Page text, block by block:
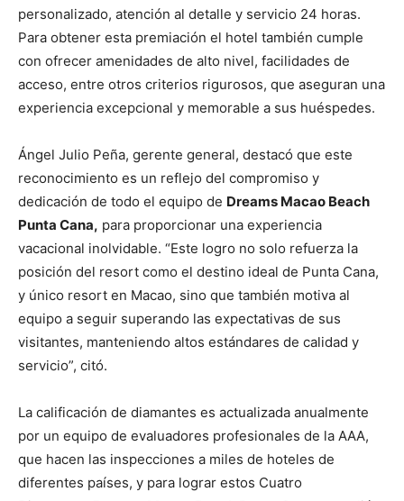
personalizado, atención al detalle y servicio 24 horas.
Para obtener esta premiación el hotel también cumple
con ofrecer amenidades de alto nivel, facilidades de
acceso, entre otros criterios rigurosos, que aseguran una
experiencia excepcional y memorable a sus huéspedes.
Ángel Julio Peña, gerente general, destacó que este
reconocimiento es un reflejo del compromiso y
dedicación de todo el equipo de Dreams Macao Beach
Punta Cana, para proporcionar una experiencia
vacacional inolvidable. “Este logro no solo refuerza la
posición del resort como el destino ideal de Punta Cana,
y único resort en Macao, sino que también motiva al
equipo a seguir superando las expectativas de sus
visitantes, manteniendo altos estándares de calidad y
servicio”, citó.
La calificación de diamantes es actualizada anualmente
por un equipo de evaluadores profesionales de la AAA,
que hacen las inspecciones a miles de hoteles de
diferentes países, y para lograr estos Cuatro